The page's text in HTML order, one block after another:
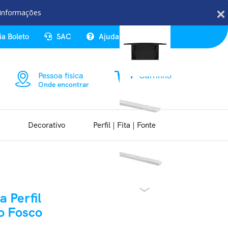
Boleto SAC Ajuda
Pessoa física
Onde encontrar
Carrinho
Decorativo Perfil | Fita | Fonte
Perfil
Fosco